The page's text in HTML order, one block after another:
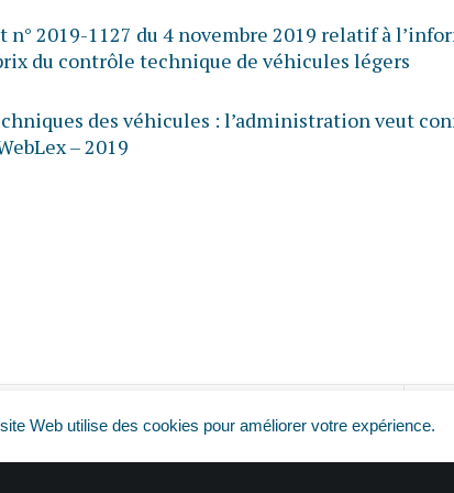
n° 2019-1127 du 4 novembre 2019 relatif à
du contrôle technique de véhicules légers
des véhicules : l’administration veut
– 2019
Web utilise des cookies pour améliorer votre expérience.